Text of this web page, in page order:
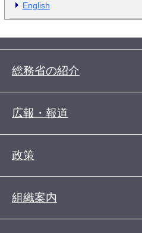
English
総務省の紹介
広報・報道
政策
組織案内